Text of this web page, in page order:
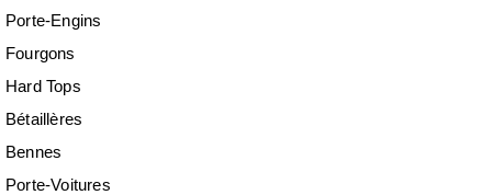
Porte-Engins
Fourgons
Hard Tops
Bétaillères
Bennes
Porte-Voitures